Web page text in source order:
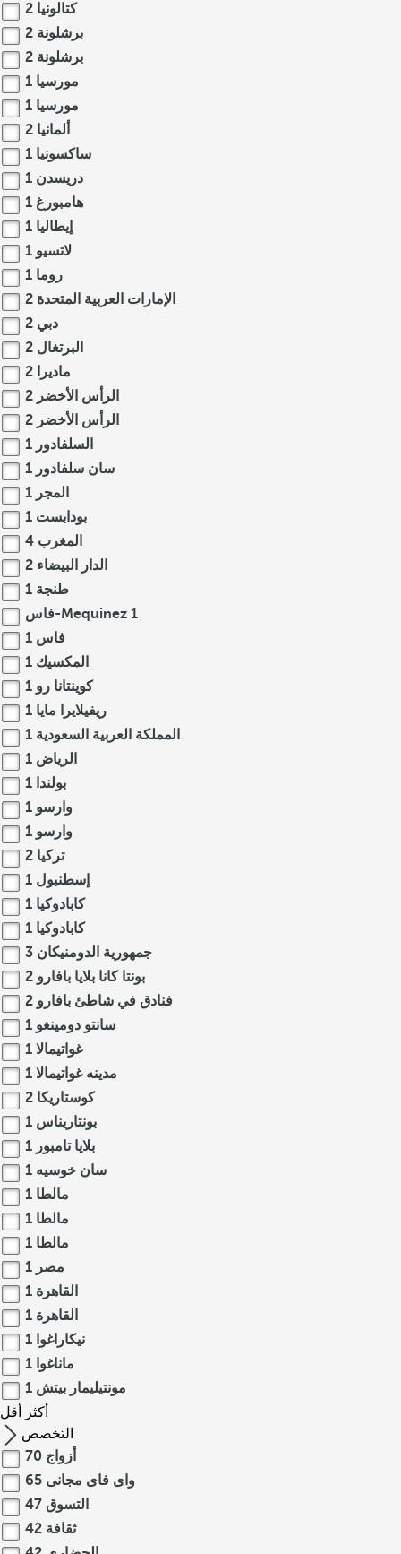
كتالونيا 2
برشلونة 2
برشلونة 2
مورسيا 1
مورسيا 1
ألمانيا 2
ساكسونيا 1
دريسدن 1
هامبورغ 1
إيطاليا 1
لاتسيو 1
روما 1
الإمارات العربية المتحدة 2
دبي 2
البرتغال 2
ماديرا 2
الرأس الأخضر 2
الرأس الأخضر 2
السلفادور 1
سان سلفادور 1
المجر 1
بودابست 1
المغرب 4
الدار البيضاء 2
طنجة 1
فاس-Mequinez 1
فاس 1
المكسيك 1
كوينتانا رو 1
ريفيلايرا مايا 1
المملكة العربية السعودية 1
الرياض 1
بولندا 1
وارسو 1
وارسو 1
تركيا 2
إسطنبول 1
كابادوكيا 1
كابادوكيا 1
جمهورية الدومنيكان 3
بونتا كانا بلايا بافارو 2
فنادق في شاطئ بافارو 2
سانتو دومينغو 1
غواتيمالا 1
مدينه غواتيمالا 1
كوستاريكا 2
بونتاريناس 1
بلايا تامبور 1
سان خوسيه 1
مالطا 1
مالطا 1
مالطا 1
مصر 1
القاهرة 1
القاهرة 1
نيكاراغوا 1
ماناغوا 1
مونتيليمار بيتش 1
أكثر
أقل
التخصص
أزواج 70
واى فاى مجانى 65
التسوق 47
ثقافة 42